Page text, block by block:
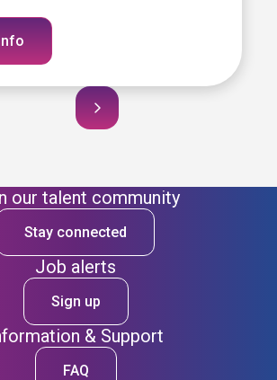
our talent community
Stay connected
Job alerts
Sign up
& Support
FAQ